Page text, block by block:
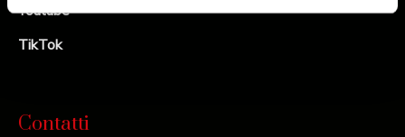
Youtube
TikTok
Contatti